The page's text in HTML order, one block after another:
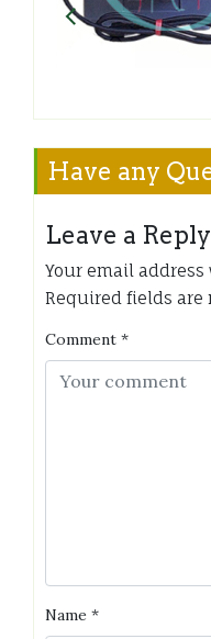
Have any
Leave a Reply
Your email
Required fields are
Comment *
Name *